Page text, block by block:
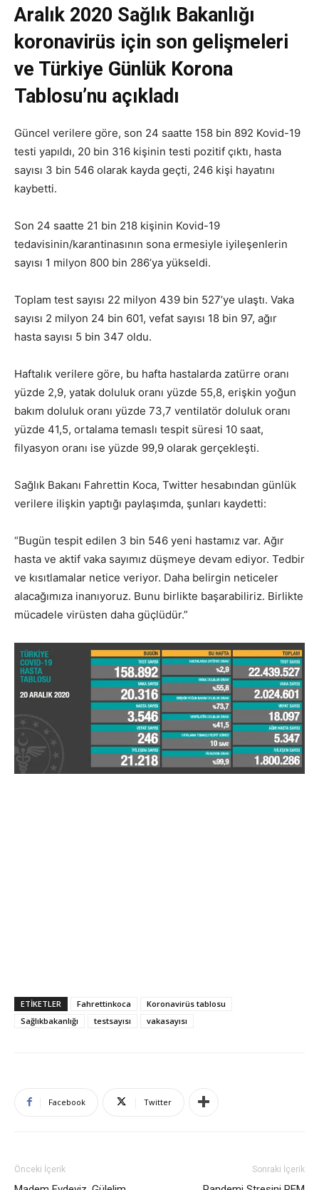
Aralık 2020 Sağlık Bakanlığı
koronavirüs için son gelişmeleri
ve Türkiye Günlük Korona
Tablosu’nu açıkladı
Güncel verilere göre, son 24 saatte 158 bin 892 Kovid-19
testi yapıldı, 20 bin 316 kişinin testi pozitif çıktı, hasta
sayısı 3 bin 546 olarak kayda geçti, 246 kişi hayatını
kaybetti.
Son 24 saatte 21 bin 218 kişinin Kovid-19
tedavisinin/karantinasının sona ermesiyle iyileşenlerin
sayısı 1 milyon 800 bin 286’ya yükseldi.
Toplam test sayısı 22 milyon 439 bin 527’ye ulaştı. Vaka
sayısı 2 milyon 24 bin 601, vefat sayısı 18 bin 97, ağır
hasta sayısı 5 bin 347 oldu.
Haftalık verilere göre, bu hafta hastalarda zatürre oranı
yüzde 2,9, yatak doluluk oranı yüzde 55,8, erişkin yoğun
bakım doluluk oranı yüzde 73,7 ventilatör doluluk oranı
yüzde 41,5, ortalama temaslı tespit süresi 10 saat,
filyasyon oranı ise yüzde 99,9 olarak gerçekleşti.
Sağlık Bakanı Fahrettin Koca, Twitter hesabından günlük
verilere ilişkin yaptığı paylaşımda, şunları kaydetti:
“Bugün tespit edilen 3 bin 546 yeni hastamız var. Ağır
hasta ve aktif vaka sayımız düşmeye devam ediyor. Tedbir
ve kısıtlamalar netice veriyor. Daha belirgin neticeler
alacağımıza inanıyoruz. Bunu birlikte başarabiliriz. Birlikte
mücadele virüsten daha güçlüdür.”
ETIKETLER Fahrettinkoca
Koronavirüs tablosu
Sağlıkbakanlığı
testsayısı vakasayısı
Facebook Twitter
Önceki İçerik Sonraki İçerik